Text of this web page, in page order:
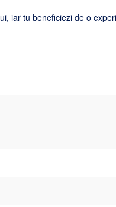
iar tu beneficiezi de o